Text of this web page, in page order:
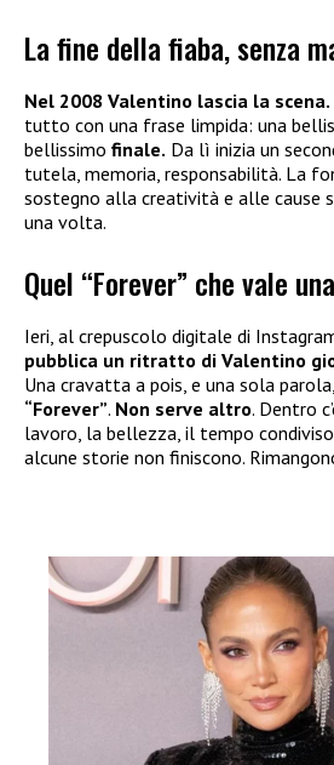
La fine della fiaba, senza
Nel 2008 Valentino lascia la
tutto con una frase limpida: una
bellissimo finale. Da lì inizia un
tutela, memoria, responsabilità. La
sostegno alla creatività e alle cause
una volta.
Quel “Forever” che vale
Ieri, al crepuscolo digitale di
pubblica un ritratto di Valentino
Una cravatta a pois, e una sola
“Forever”. Non serve altro. Dentro
lavoro, la bellezza, il tempo
alcune storie non finiscono.